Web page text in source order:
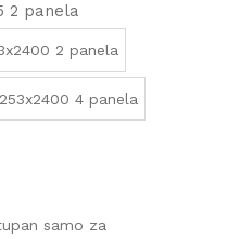
2 panela
2 panela
4 panela
samo za